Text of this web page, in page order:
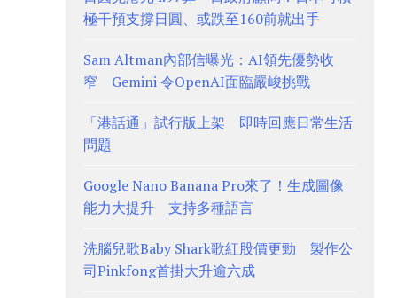
極干預支撐日圓、或跌至160前就出手
Sam Altman內部信曝光：AI領先優勢收
窄 Gemini 令OpenAI面臨嚴峻挑戰
「港話通」試行版上架 即時回應日常生活
問題
Google Nano Banana Pro來了！生成圖像
能力大提升 支持多種語言
洗腦兒歌Baby Shark歌紅股價更勁 製作公
司Pinkfong首掛大升逾六成